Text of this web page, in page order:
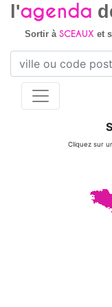
l'agenda
Sortir à SCEAUX et
Cliquez sur